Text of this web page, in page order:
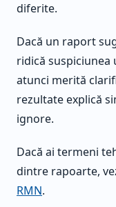
diferite.
Dacă un raport
ridică suspiciunea
atunci merită
rezultate explică
ignore.
Dacă ai termeni
dintre rapoarte,
RMN.